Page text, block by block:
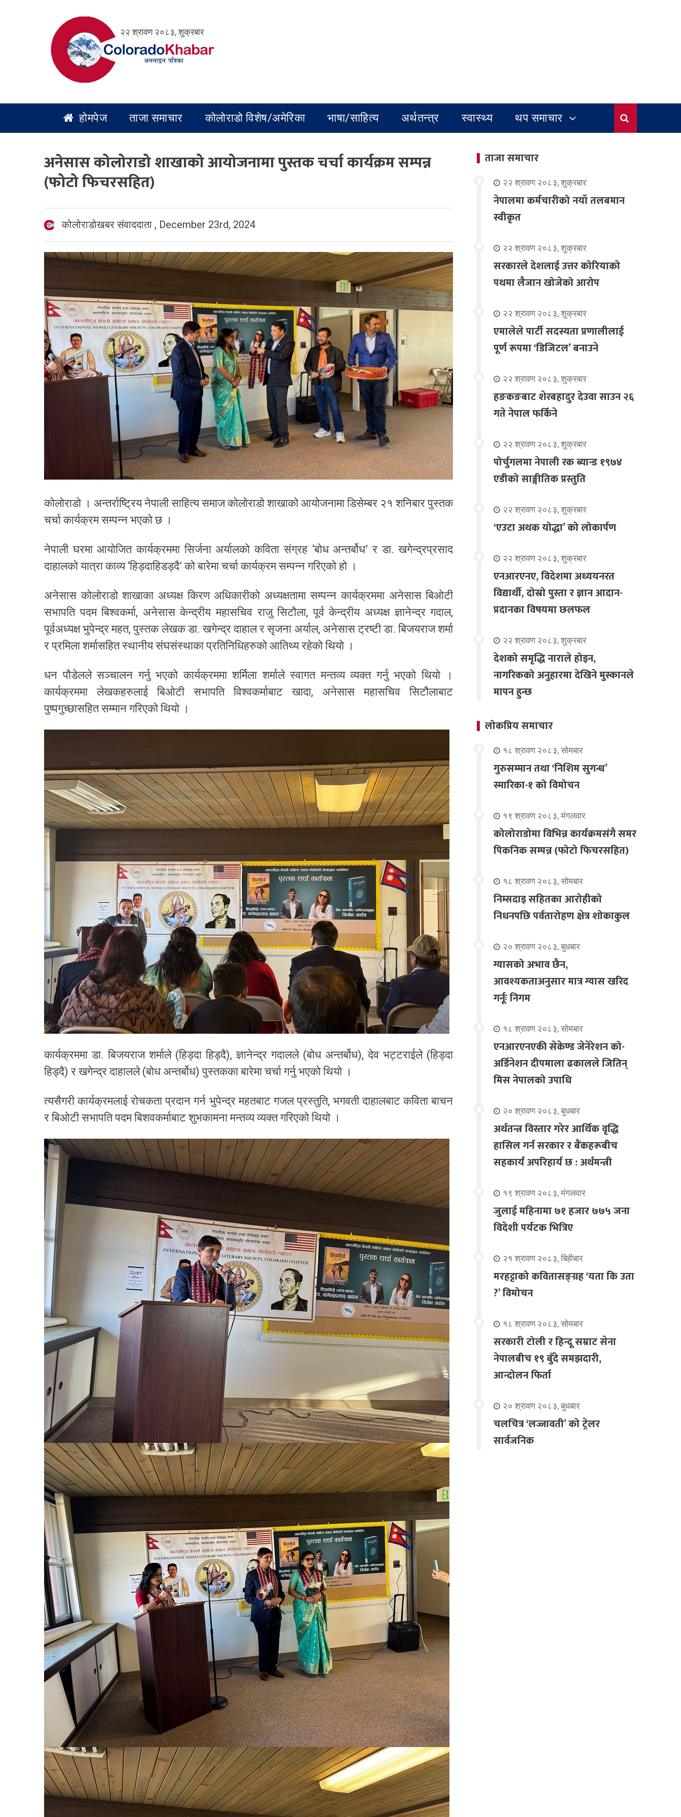
२२ श्रावण २०८३, शुक्रबार
होमपेज ताजा समाचार कोलोराडो विशेष/अमेरिका भाषा/साहित्य अर्थतन्त्र स्वास्थ्य थप समाचार
अनेसास कोलोराडो शाखाको आयोजनामा पुस्तक चर्चा कार्यक्रम सम्पन्न
(फोटो फिचरसहित)
कोलोराडोखबर संवाददाता , December 23rd, 2024
कोलोराडो । अन्तर्राष्ट्रिय नेपाली साहित्य समाज कोलोराडो शाखाको आयोजनामा डिसेम्बर २१ शनिबार पुस्तक
चर्चा कार्यक्रम सम्पन्न भएको छ ।
नेपाली घरमा आयोजित कार्यक्रममा सिर्जना अर्यालको कविता संग्रह ‘बोध अन्तर्बोध’ र डा. खगेन्द्रप्रसाद
दाहालको यात्रा काव्य ‘हिड्दाहिडड्दै’ को बारेमा चर्चा कार्यक्रम सम्पन्न गरिएको हो ।
अनेसास कोलोराडो शाखाका अध्यक्ष किरण अधिकारीको अध्यक्षतामा सम्पन्न कार्यक्रममा अनेसास बिओटी
सभापति पदम बिश्वकर्मा, अनेसास केन्द्रीय महासचिव राजु सिटौला, पूर्व केन्द्रीय अध्यक्ष ज्ञानेन्द्र गदाल,
पूर्वअध्यक्ष भुपेन्द्र महत, पुस्तक लेखक डा. खगेन्द्र दाहाल र सृजना अर्याल, अनेसास ट्रष्टी डा. बिजयराज शर्मा
र प्रमिला शर्मासहित स्थानीय संघसंस्थाका प्रतिनिधिहरुको आतिथ्य रहेको थियो ।
धन पौडेलले सञ्चालन गर्नु भएको कार्यक्रममा शर्मिला शर्माले स्वागत मन्तव्य व्यक्त गर्नु भएको थियो ।
कार्यक्रममा लेखकहरुलाई बिओटी सभापति विश्वकर्माबाट खादा, अनेसास महासचिव सिटौलाबाट
पुष्पगुच्छासहित सम्मान गरिएको थियो ।
कार्यक्रममा डा. बिजयराज शर्माले (हिड्दा हिड्दै), ज्ञानेन्द्र गदालले (बोध अन्तर्बोध), देव भट्टराईले (हिड्दा
हिड्दै) र खगेन्द्र दाहालले (बोध अन्तर्बोध) पुस्तकका बारेमा चर्चा गर्नु भएको थियो ।
त्यसैगरी कार्यक्रमलाई रोचकता प्रदान गर्न भुपेन्द्र महतबाट गजल प्रस्तुति, भगवती दाहालबाट कविता बाचन
र बिओटी सभापति पदम बिशवकर्माबाट शुभकामना मन्तव्य व्यक्त गरिएको थियो ।
ताजा समाचार
२२ श्रावण २०८३, शुक्रबार
नेपालमा कर्मचारीको नयाँ तलबमान
स्वीकृत
२२ श्रावण २०८३, शुक्रबार
सरकारले देशलाई उत्तर कोरियाको
पथमा लैजान खोजेको आरोप
२२ श्रावण २०८३, शुक्रबार
एमालेले पार्टी सदस्यता प्रणालीलाई
पूर्ण रूपमा ‘डिजिटल’ बनाउने
२२ श्रावण २०८३, शुक्रबार
हङकङबाट शेरबहादुर देउवा साउन २६
गते नेपाल फर्किने
२२ श्रावण २०८३, शुक्रबार
पोर्चुगलमा नेपाली रक ब्यान्ड १९७४
एडीको साङ्गीतिक प्रस्तुति
२२ श्रावण २०८३, शुक्रबार
‘एउटा अथक योद्धा’ को लोकार्पण
२२ श्रावण २०८३, शुक्रबार
एनआरएनए, विदेशमा अध्ययनरत
विद्यार्थी, दोस्रो पुस्ता र ज्ञान आदान-
प्रदानका विषयमा छलफल
२२ श्रावण २०८३, शुक्रबार
देशको समृद्धि नाराले होइन,
नागरिकको अनुहारमा देखिने मुस्कानले
मापन हुन्छ
लोकप्रिय समाचार
१८ श्रावण २०८३, सोमबार
गुरुसम्मान तथा ‘निशिम सुगन्ध’
स्मारिका-१ को विमोचन
१९ श्रावण २०८३, मंगलवार
कोलोराडोमा विभिन्न कार्यक्रमसंगै समर
पिकनिक सम्पन्न (फोटो फिचरसहित)
१८ श्रावण २०८३, सोमबार
निम्सदाइ सहितका आरोहीको
निधनपछि पर्वतारोहण क्षेत्र शोकाकुल
२० श्रावण २०८३, बुधबार
ग्यासको अभाव छैन,
आवश्यकताअनुसार मात्र ग्यास खरिद
गर्नूः निगम
१८ श्रावण २०८३, सोमबार
एनआरएनएकी सेकेण्ड जेनेरेशन को-
अर्डिनेशन दीपमाला ढकालले जितिन्
मिस नेपालको उपाधि
२० श्रावण २०८३, बुधबार
अर्थतन्त्र विस्तार गरेर आर्थिक वृद्धि
हासिल गर्न सरकार र बैंकहरूबीच
सहकार्य अपरिहार्य छ : अर्थमन्त्री
१९ श्रावण २०८३, मंगलवार
जुलाई महिनामा ७१ हजार ७७५ जना
विदेशी पर्यटक भित्रिए
२१ श्रावण २०८३, बिहीबार
मरहट्टाको कवितासङ्ग्रह ‘यता कि उता
?’ विमोचन
१८ श्रावण २०८३, सोमबार
सरकारी टोली र हिन्दू सम्राट सेना
नेपालबीच १९ बुँदे समझदारी,
आन्दोलन फिर्ता
२० श्रावण २०८३, बुधबार
चलचित्र ‘लज्जावती’ को ट्रेलर
सार्वजनिक